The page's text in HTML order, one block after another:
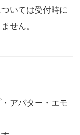
いては受付時に
せん。
アバター・エモ